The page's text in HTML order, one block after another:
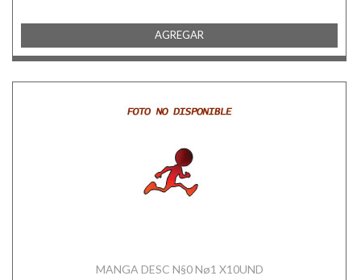
AGREGAR
MANGA DESC N§0 Nø1 X10UND